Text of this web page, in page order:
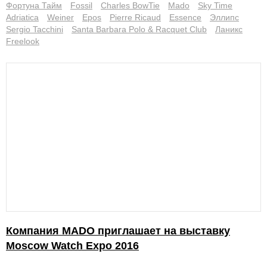
Фортуна Тайм
Fossil Charles BowTie Mado
Sky Time
Adriatica
Weiner Epos Pierre Ricaud Essence
Эллипс
Sergio Tacchini
Santa Barbara Polo & Racquet Club
Ланикс
Freelook
Компания MADO приглашает на выставку
Moscow Watch Expo 2016